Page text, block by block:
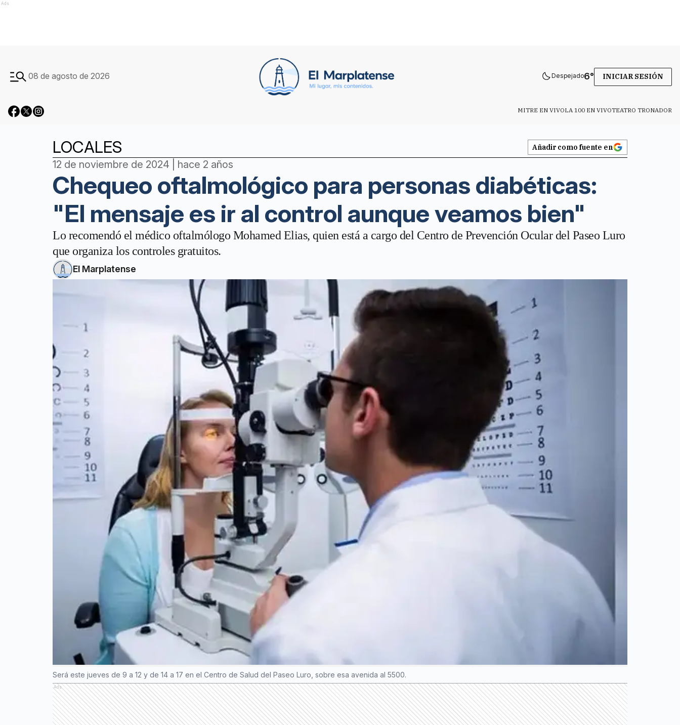
Ads
08 de agosto de 2026 Despejado6° INICIAR SESIÓN
MITRE EN VIVOLA 100 EN VIVOTEATRO TRONADOR
LOCALES Añadir como fuente en
12 de noviembre de 2024 | hace 2 años
Chequeo oftalmológico para personas diabéticas:
"El mensaje es ir al control aunque veamos bien"
Lo recomendó el médico oftalmólogo Mohamed Elias, quien está a cargo del Centro de Prevención Ocular del Paseo Luro
que organiza los controles gratuitos.
El Marplatense
Será este jueves de 9 a 12 y de 14 a 17 en el Centro de Salud del Paseo Luro, sobre esa avenida al 5500.
Ads